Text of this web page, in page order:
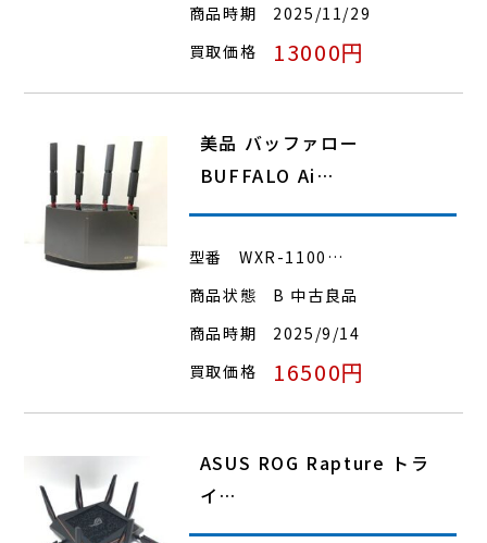
商品時期
2025/11/29
買取価格
13000円
美品 バッファロー
BUFFALO Ai…
型番
WXR-1100…
商品状態
B 中古良品
商品時期
2025/9/14
買取価格
16500円
ASUS ROG Rapture トラ
イ…